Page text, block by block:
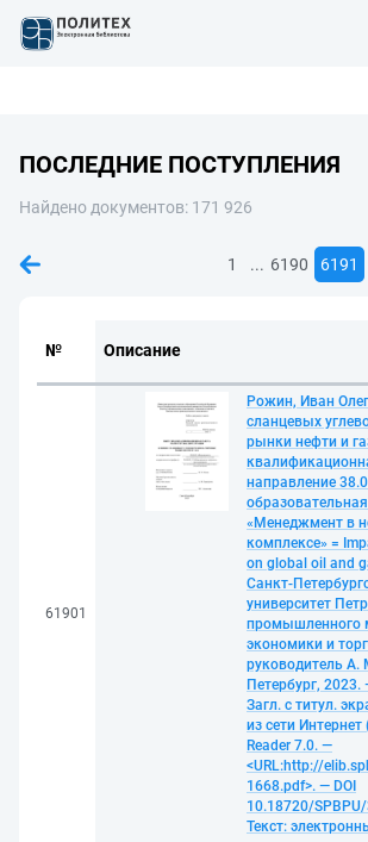
ПОСЛЕДНИЕ ПОСТУПЛЕНИЯ
Найдено документов: 171 926
1 ... 6190 6191
№ Описание
61901
Рожин, Иван
сланцевых
рынки нефти и
направление
«Менеджмент в
комплексе» =
on global oil and
Санкт-
университет
промышленного
экономики и
руководитель А.
Петербург,
Загл. с титул.
из сети
Reader 7.0. —
<URL:http://
1668.pdf>. — DOI
10.18720/
Текст: